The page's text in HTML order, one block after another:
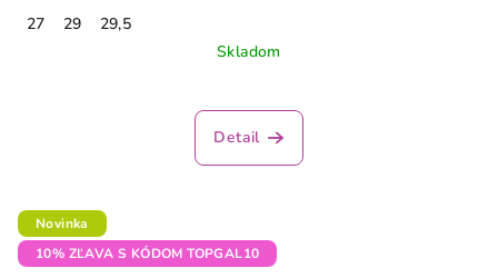
27 29
29,5
Skladom
Detail
Novinka
10% ZĽAVA S KÓDOM TOPGAL10